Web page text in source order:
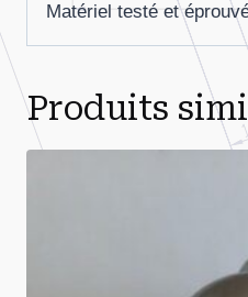
Matériel testé et
Produits